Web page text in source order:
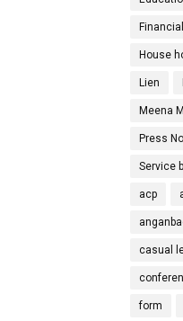
House
Lien
Meena
Press
Service
acp
casual
form